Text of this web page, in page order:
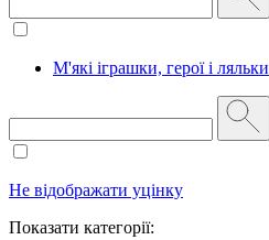
М'які іграшки, герої і ляльки
Не відображати уцінку
Показати категорії: